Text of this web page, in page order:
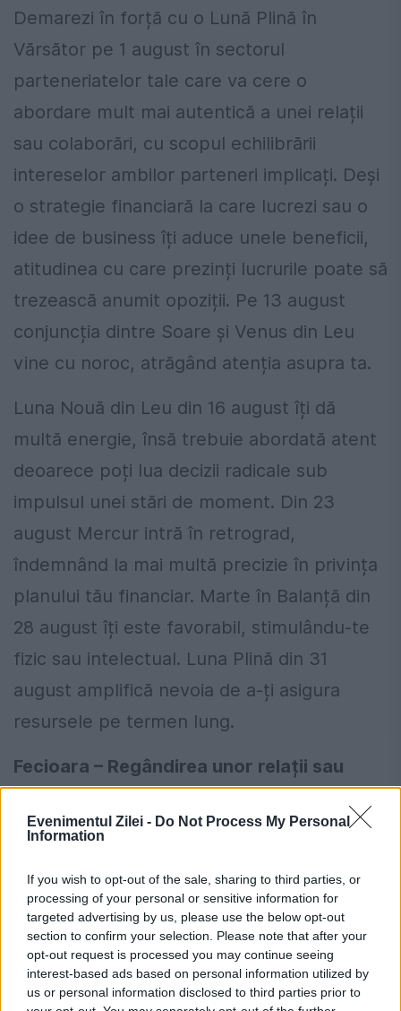
Evenimentul Zilei - Do Not Process My Personal
Information
If you wish to opt-out of the sale, sharing to third parties, or
processing of your personal or sensitive information for
targeted advertising by us, please use the below opt-out
section to confirm your selection. Please note that after your
opt-out request is processed you may continue seeing
interest-based ads based on personal information utilized by
us or personal information disclosed to third parties prior to
Demarezi în forță cu o Lună Plină în
Vărsător pe 1 august în sectorul
parteneriatelor tale care va cere o
abordare mult mai autentică a unei relații
sau colaborări, cu scopul echilibrării
intereselor ambilor parteneri implicați. Deși
o strategie financiară la care lucrezi sau o
idee de business îți aduce unele beneficii,
atitudinea cu care prezinți lucrurile poate să
trezească anumit opoziții. Pe 13 august
conjuncția dintre Soare și Venus din Leu
vine cu noroc, atrăgând atenția asupra ta.
Luna Nouă din Leu din 16 august îți dă
multă energie, însă trebuie abordată atent
deoarece poți lua decizii radicale sub
impulsul unei stări de moment. Din 23
august Mercur intră în retrograd,
îndemnând la mai multă precizie în privința
planului tău financiar. Marte în Balanță din
28 august îți este favorabil, stimulându-te
fizic sau intelectual. Luna Plină din 31
august amplifică nevoia de a-ți asigura
resursele pe termen lung.
Fecioara – Regândirea unor relații sau
În prima parte a lunii, Fecioara trebuie să
aibă mai multă grijă de ea, reechilibrând
gradul de muncă sau implicare în unele
situații dacă nu se dovedește sănătos. Luna
Plină din Vărsător din prima zi a lunii august
va amplifica nevoia de a te elibera de acele